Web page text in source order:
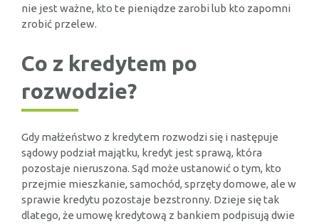
nie jest ważne, kto te pieniądze zarobi lub kto zapomni
zrobić przelew.
Co z kredytem po
rozwodzie?
Gdy małżeństwo z kredytem rozwodzi się i następuje
sądowy podział majątku, kredyt jest sprawą, która
pozostaje nieruszona. Sąd może ustanowić o tym, kto
przejmie mieszkanie, samochód, sprzęty domowe, ale w
sprawie kredytu pozostaje bezstronny. Dzieje się tak
dlatego, że umowę kredytową z bankiem podpisują dwie